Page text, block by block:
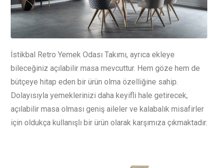
İstikbal Retro Yemek Odası Takımı, ayrıca ekleye
bileceğiniz açılabilir masa mevcuttur. Hem göze hem de
bütçeye hitap eden bir ürün olma özelliğine sahip.
Dolayısıyla yemeklerinizi daha keyifli hale getirecek,
açılabilir masa olması geniş aileler ve kalabalık misafirler
için oldukça kullanışlı bir ürün olarak karşımıza çıkmaktadır.